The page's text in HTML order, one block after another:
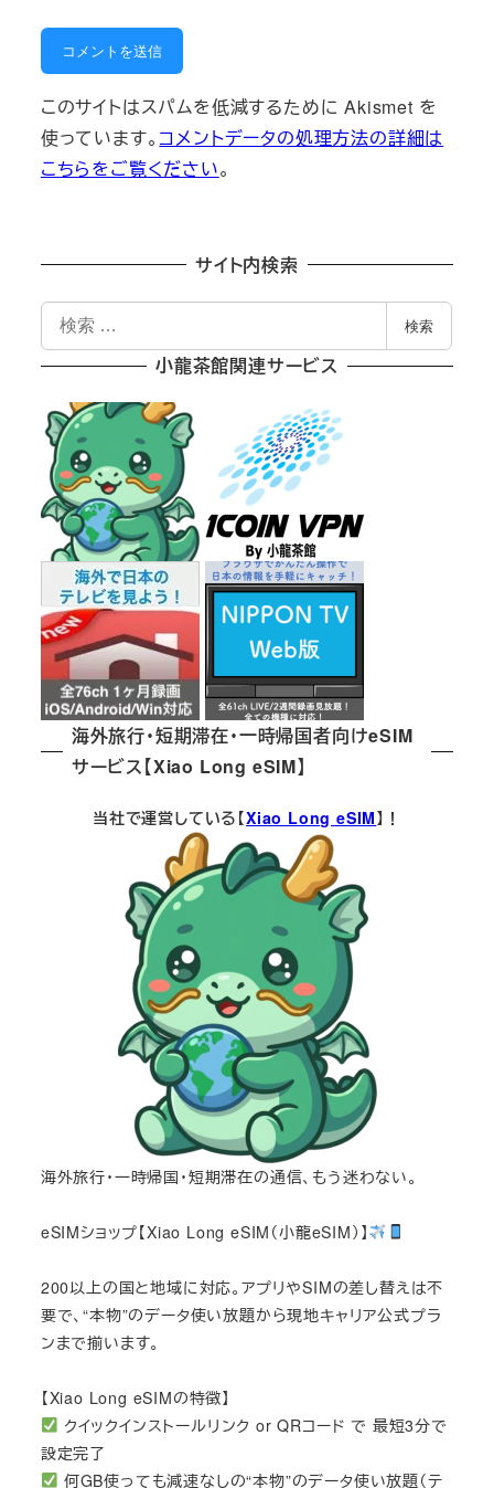
このサイトはスパムを低減するために Akismet を
使っています。 コメントデータの処理方法の詳細は
こちらをご覧ください。
サイト内検索
索
検索
小龍茶館関連サービス
海外旅行・短期滞在・一時帰国者向けeSIM
サービス【Xiao Long eSIM】
当社で運営している【Xiao Long eSIM】！
海外旅行・一時帰国・短期滞在の通信、もう迷わない。
eSIMショップ【Xiao Long eSIM（小龍eSIM）】
200以上の国と地域に対応。アプリやSIMの差し替えは不
要で、“本物”のデータ使い放題から現地キャリア公式プラ
ンまで揃います。
【Xiao Long eSIMの特徴】
クイックインストールリンク or QRコード で 最短3分で
設定完了
何GB使っても減速なしの“本物”のデータ使い放題（テ